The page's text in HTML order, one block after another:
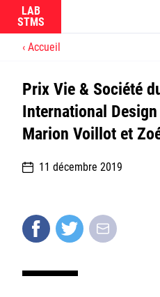
LAB
La recherche
Actualités
Équipes
Accueil
Prix Vie & Société
International
Marion Voillot et
11 décembre 2019